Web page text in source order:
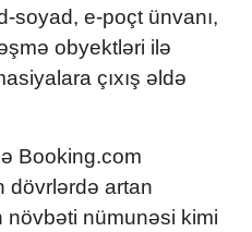
soyad, e-poçt ünvanı,
obyektləri ilə
çıxış əldə
Booking.com
dövrlərdə artan
nümunəsi kimi